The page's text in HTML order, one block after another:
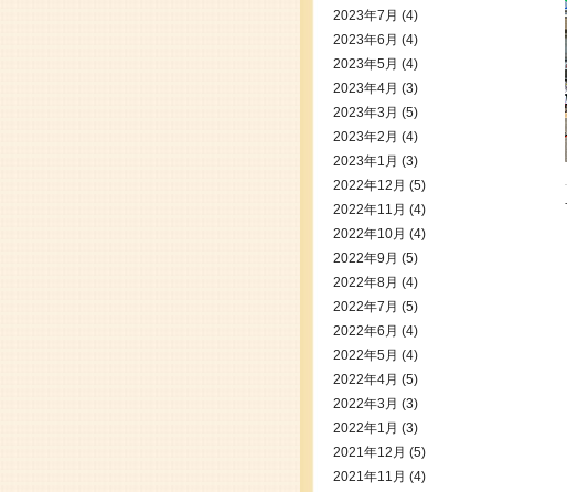
-
2023年7月 (4)
2023年6月 (4)
2023年5月 (4)
2023年4月 (3)
2023年3月 (5)
2023年2月 (4)
2023年1月 (3)
2022年12月 (5)
2022年11月 (4)
2022年10月 (4)
2022年9月 (5)
2022年8月 (4)
2022年7月 (5)
2022年6月 (4)
2022年5月 (4)
2022年4月 (5)
2022年3月 (3)
2022年1月 (3)
2021年12月 (5)
2021年11月 (4)